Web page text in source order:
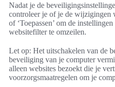
Nadat je de
controleer je of je de wijzigingen
of ‘Toepassen’ om de
websitefilter te omzeilen.
Let op: Het uitschakelen van de
beveiliging van je computer
alleen websites bezoekt die je
voorzorgsmaatregelen om je